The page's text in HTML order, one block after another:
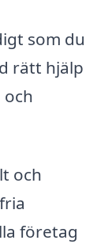
som du
rätt hjälp
och
och
företag